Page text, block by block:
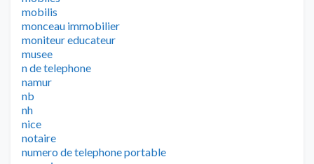
mobilis
monceau immobilier
moniteur educateur
musee
n de telephone
namur
nb
nh
nice
notaire
numero de telephone portable